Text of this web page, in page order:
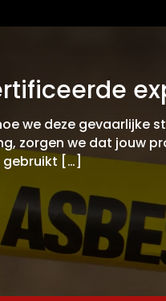
we deze gevaarlijke
zorgen we dat jouw
gebruikt […]